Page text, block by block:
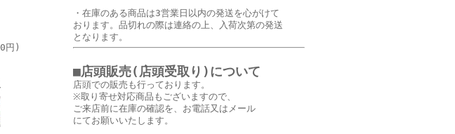
円)
・在庫のある商品は3営業日以内の発送を心がけて
おります。品切れの際は連絡の上、入荷次第の発送
となります。
■店頭販売(店頭受取り)について
店頭での販売も行っております。
※取り寄せ対応商品もございますので、
ご来店前に在庫の確認を、お電話又はメール
にてお願いいたします。